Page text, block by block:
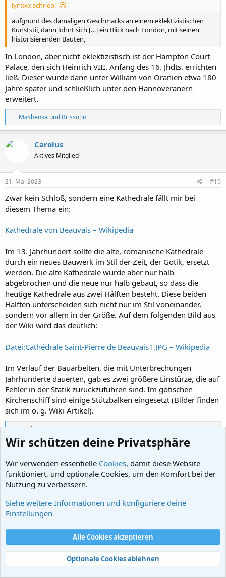
lynxxx schrieb:
aufgrund des damaligen Geschmacks an einem eklektizistischen
Kunststil, dann lohnt sich […] ein Blick nach London, mit seinen
historisierenden Bauten,
In London, aber nicht-eklektizistisch ist der Hampton Court
Palace, den sich Heinrich VIII. Anfang des 16. Jhdts. errichten
ließ. Dieser wurde dann unter William von Oranien etwa 180
Jahre später und schließlich unter den Hannoveranern
erweitert.
R
e
a
n
e
:
Mashenka und Brissotin
Carolus
Aktives Mitglied
21. Mai 2023 #19
Zwar kein Schloß, sondern eine Kathedrale fällt mir bei
diesem Thema ein:
Kathedrale von Beauvais – Wikipedia
Im 13. Jahrhundert sollte die alte, romanische Kathedrale
durch ein neues Bauwerk im Stil der Zeit, der Gotik, ersetzt
werden. Die alte Kathedrale wurde aber nur halb
abgebrochen und die neue nur halb gebaut, so dass die
heutige Kathedrale aus zwei Hälften besteht. Diese beiden
Hälften unterscheiden sich nicht nur im Stil voneinander,
sondern vor allem in der Größe. Auf dem folgenden Bild aus
der Wiki wird das deutlich:
Datei:Cathédrale Saint-Pierre de Beauvais1.JPG – Wikipedia
Im Verlauf der Bauarbeiten, die mit Unterbrechungen
Jahrhunderte dauerten, gab es zwei größere Einstürze, die auf
Fehler in der Statik zurückzuführen sind. Im gotischen
Kirchenschiff sind einige Stützbalken eingesetzt (Bilder finden
sich im o. g. Wiki-Artikel).
R
e
t
o
n
n
Mashenka
Aktives Mitglied
Noch zur Kathedrale von Beauvais. Ich habe gerade erstaunt
festgestellt, dass ich vor Jahren schon Bilder dieser Doppel-
Hälften-Kathedrale im Gebäuderätsel eingestellt habe:
Wir schützen deine Privatsphäre
Wir verwenden essentielle Cookies, damit diese Website
funktioniert, und optionale Cookies, um den Komfort bei der
Nutzung zu verbessern.
Siehe weitere Informationen und konfiguriere deine
Einstellungen
Alle Cookies akzeptieren
Optionale Cookies ablehnen